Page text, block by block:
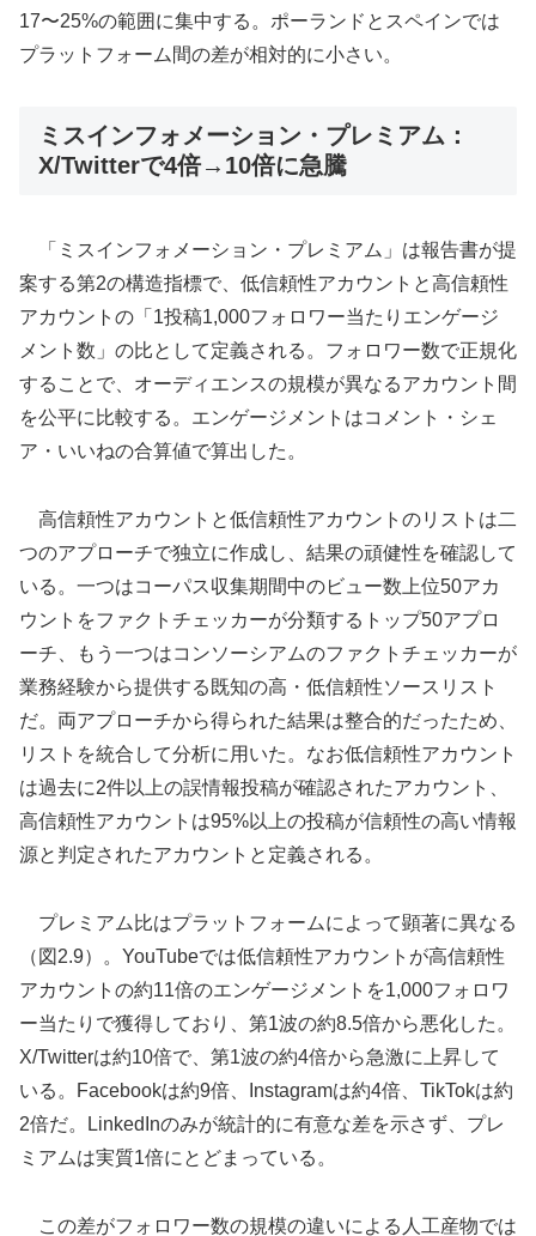
17〜25%の範囲に集中する。ポーランドとスペインでは
プラットフォーム間の差が相対的に小さい。
ミスインフォメーション・プレミアム：
X/Twitterで4倍→10倍に急騰
「ミスインフォメーション・プレミアム」は報告書が提
案する第2の構造指標で、低信頼性アカウントと高信頼性
アカウントの「1投稿1,000フォロワー当たりエンゲージ
メント数」の比として定義される。フォロワー数で正規化
することで、オーディエンスの規模が異なるアカウント間
を公平に比較する。エンゲージメントはコメント・シェ
ア・いいねの合算値で算出した。
高信頼性アカウントと低信頼性アカウントのリストは二
つのアプローチで独立に作成し、結果の頑健性を確認して
いる。一つはコーパス収集期間中のビュー数上位50アカ
ウントをファクトチェッカーが分類するトップ50アプロ
ーチ、もう一つはコンソーシアムのファクトチェッカーが
業務経験から提供する既知の高・低信頼性ソースリスト
だ。両アプローチから得られた結果は整合的だったため、
リストを統合して分析に用いた。なお低信頼性アカウント
は過去に2件以上の誤情報投稿が確認されたアカウント、
高信頼性アカウントは95%以上の投稿が信頼性の高い情報
源と判定されたアカウントと定義される。
プレミアム比はプラットフォームによって顕著に異なる
（図2.9）。YouTubeでは低信頼性アカウントが高信頼性
アカウントの約11倍のエンゲージメントを1,000フォロワ
ー当たりで獲得しており、第1波の約8.5倍から悪化した。
X/Twitterは約10倍で、第1波の約4倍から急激に上昇して
いる。Facebookは約9倍、Instagramは約4倍、TikTokは約
2倍だ。LinkedInのみが統計的に有意な差を示さず、プレ
ミアムは実質1倍にとどまっている。
この差がフォロワー数の規模の違いによる人工産物では